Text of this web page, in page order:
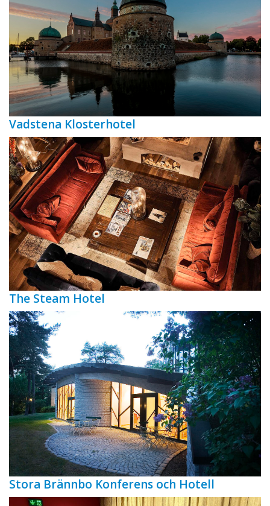
Vadstena Klosterhotel
The Steam Hotel
Stora Brännbo Konferens och Hotell